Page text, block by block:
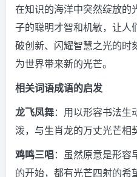
在知识的海洋中突然绽放的
子的聪明才智和机敏，让人
破创新、闪耀智慧之光的时
为世界带来新的光芒。
相关词语成语的启发
龙飞凤舞：用以形容书法生
泼，与生肖龙的万丈光芒相
鸡鸣三唱：虽然原意是形容
的开始，都有光芒四射的希